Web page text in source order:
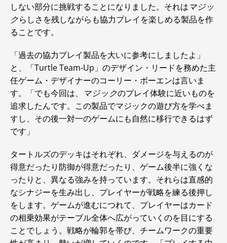
しない部分に挑戦することになりました。それはマジッ
クらしさを残しながらも協力プレイを楽しめる製品を作
ることです。
「過去の協力プレイ製品を大いに参考にしましたよ」
と、「Turtle Team-Up」のデザイン・リードを務めた主
任ゲーム・デザイナーのコーリー・ボーエンは言いま
す。「でも今回は、
マジックのプレイ体験に近いものを
追求したんです。この製品でマジックの遊び方を学べま
すし、その後一対一のゲームにも自然に移行できるはず
です」
タートルズのデッキはそれぞれ、ダメージを与えるのが
得意だったり防御が得意だったり、ゲーム後半に強くな
ったりと、異なる強みを持っています。それらは直感的
なシナジーを生み出し、プレイヤーが戦略を練る後押し
をします。ゲームが進むにつれて、プレイヤーはカード
の相乗効果がテーブル全体へ広がっていくのを目にする
ことでしょう。戦略が輪郭を帯び、チームワークの重要